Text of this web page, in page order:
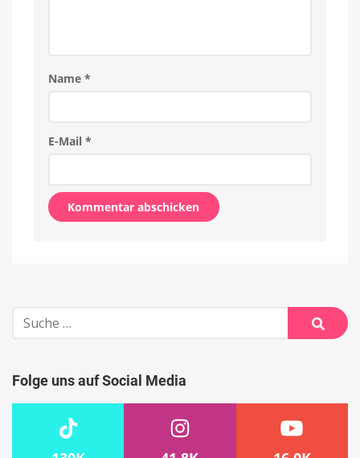
Name *
E-Mail *
Suche
nach:
Suche
Folge uns auf Social Media